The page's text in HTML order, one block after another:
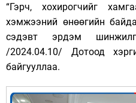
“Гэрч, хохирогчийг
хэмжээний өнөөгийн
сэдэвт эрдэм
/2024.04.10/ Дотоод
байгууллаа.